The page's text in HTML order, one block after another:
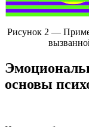
Рисунок 2 —
основы